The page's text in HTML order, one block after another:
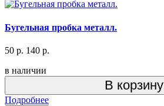
Бугельная пробка металл.
50 р. 140 р.
в наличии
В корзину
Подробнее